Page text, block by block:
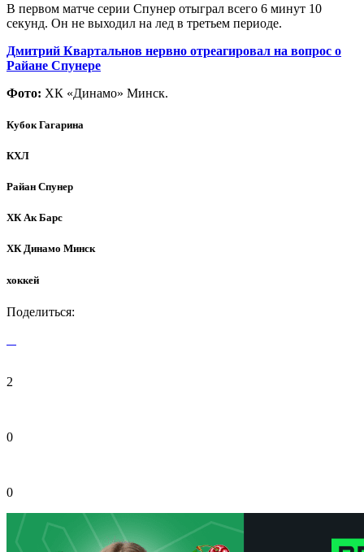
В первом матче серии Спунер отыграл всего 6 минут 10
секунд. Он не выходил на лед в третьем периоде.
Дмитрий Квартальнов нервно отреагировал на вопрос о
Райане Спунере
Фото: ХК «Динамо» Минск.
Кубок Гагарина
КХЛ
Райан Спунер
ХК Ак Барс
ХК Динамо Минск
хоккей
Поделиться:
2
0
0